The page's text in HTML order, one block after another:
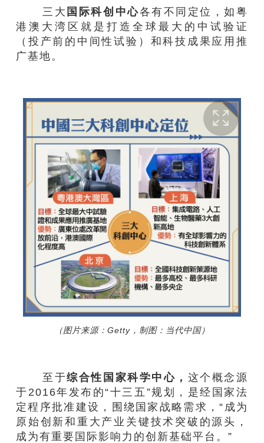
三大 国际科创中心各有不同定位，如粤
港澳大湾区就是打造全球最大的中试验证
（投产前的中间性试验）和科技成果应用推
广基地。
（图片来源：Getty，制图：当代中国）
至于综合性国家科学中心， 这个概念源
于2016年发布的“十三五”规划，是经国家法
定程序批准建设，围绕国家战略需求，“成为
原始创新和重大产业关键技术突破的源头，
成为有重要国际影响力的创新基础平台。”